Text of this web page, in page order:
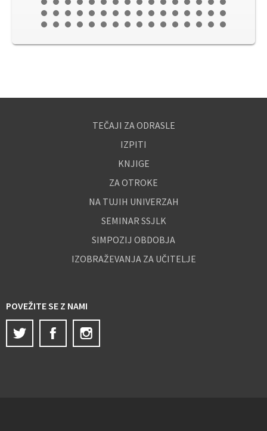
TEČAJI ZA ODRASLE
IZPITI
KNJIGE
ZA OTROKE
NA TUJIH UNIVERZAH
SEMINAR SSJLK
SIMPOZIJ OBDOBJA
IZOBRAŽEVANJA ZA UČITELJE
POVEŽITE SE Z NAMI
Twitter
Facebook